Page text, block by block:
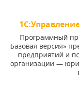
Программный
Базовая версия»
предприятий и
организации —